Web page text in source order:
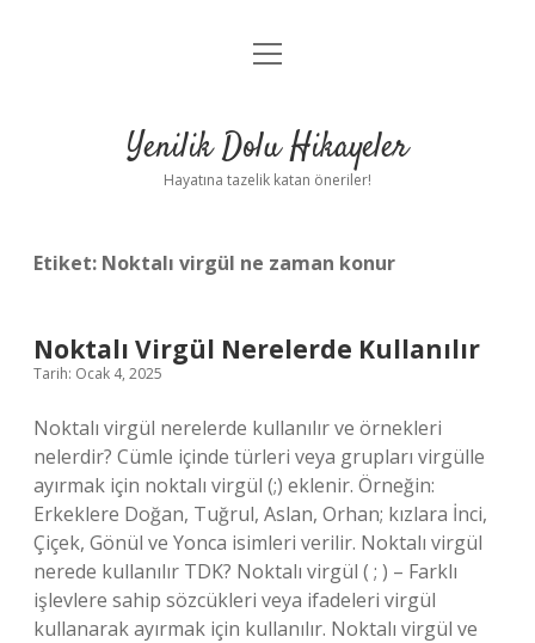
Anasayfa
Yasal Uyarı
menüyü
Yenilik Dolu Hikayeler
Hayatına tazelik katan öneriler!
Etiket: Noktalı virgül ne zaman konur
Noktalı Virgül Nerelerde Kullanılır
Tarih: Ocak 4, 2025
Noktalı virgül nerelerde kullanılır ve örnekleri
nelerdir? Cümle içinde türleri veya grupları virgülle
ayırmak için noktalı virgül (;) eklenir. Örneğin:
Erkeklere Doğan, Tuğrul, Aslan, Orhan; ​​kızlara İnci,
Çiçek, Gönül ve Yonca isimleri verilir. Noktalı virgül
nerede kullanılır TDK? Noktalı virgül ( ; ) – Farklı
işlevlere sahip sözcükleri veya ifadeleri virgül
kullanarak ayırmak için kullanılır. Noktalı virgül ve